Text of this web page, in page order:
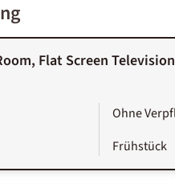
Flat Screen
Ohne
Frühstück